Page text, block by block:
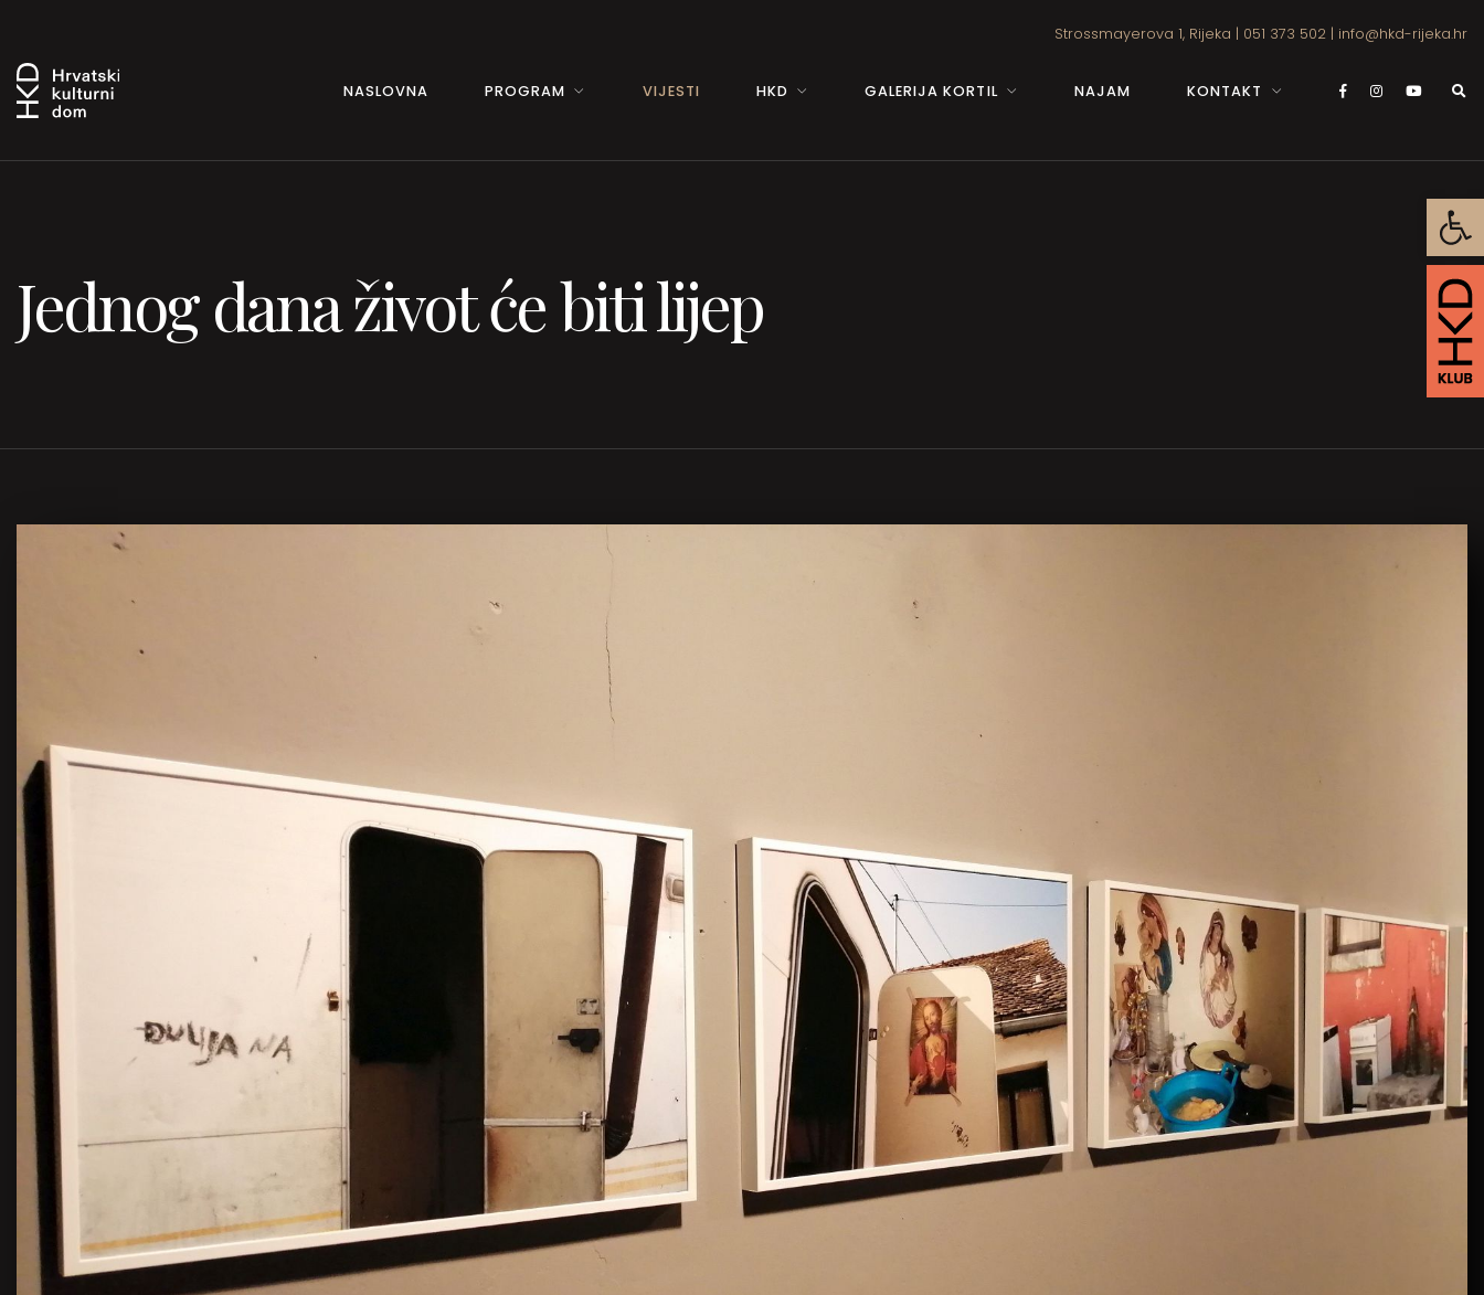
Strossmayerova 1, Rijeka | 051 373 502 | info@hkd-rijeka.hr
NASLOVNA PROGRAM VIJESTI HKD GALERIJA KORTIL NAJAM KONTAKT
Jednog dana život će biti lijep